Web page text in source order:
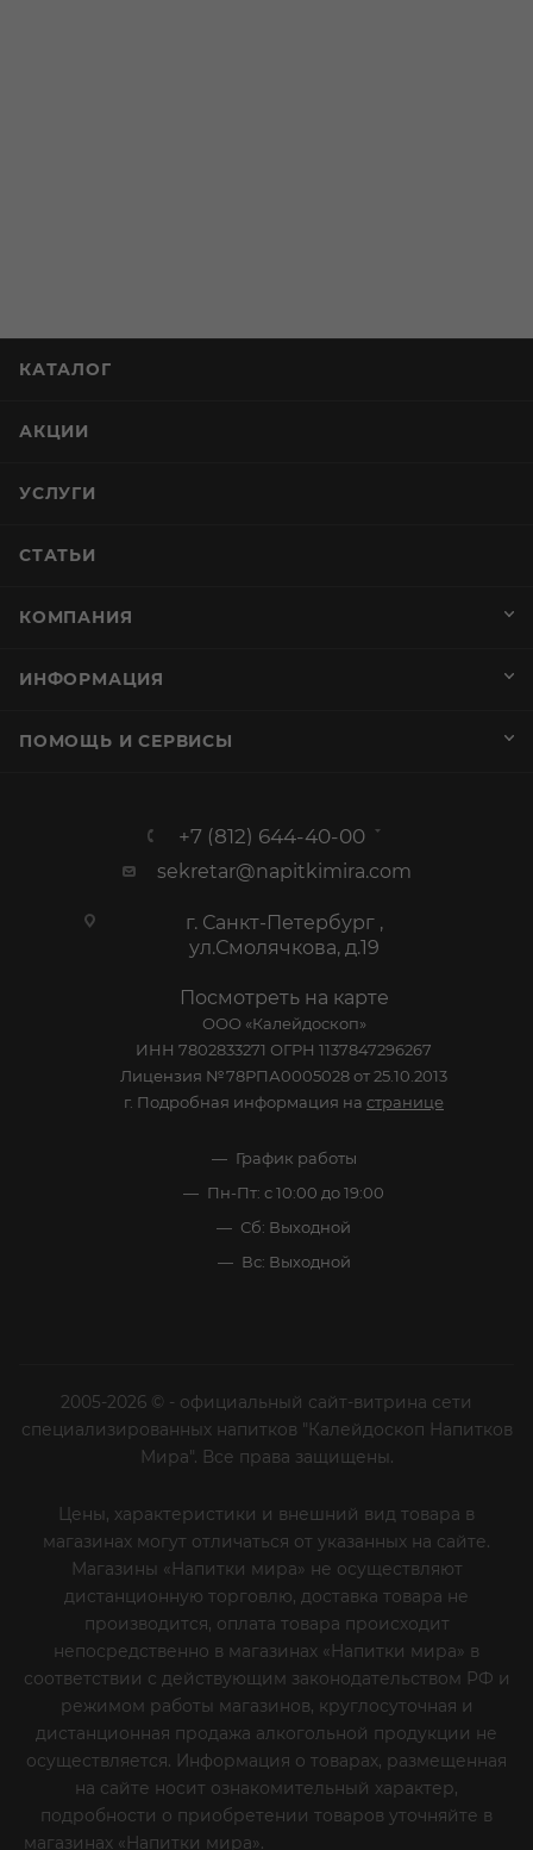
КАТАЛОГ
АКЦИИ
УСЛУГИ
СТАТЬИ
КОМПАНИЯ
ИНФОРМАЦИЯ
ПОМОЩЬ И СЕРВИСЫ
+7 (812) 644-40-00
sekretar@napitkimira.com
г. Санкт-Петербург ,
ул.Смолячкова, д.19
Посмотреть на карте
ООО «Калейдоскоп»
ИНН 7802833271 ОГРН 1137847296267
Лицензия №78РПА0005028 от 25.10.2013
г. Подробная информация на странице
График работы
Пн-Пт: с 10:00 до 19:00
Сб: Выходной
Вс: Выходной
2005-2026 © - официальный сайт-витрина сети
специализированных напитков "Калейдоскоп Напитков
Мира". Все права защищены.
Цены, характеристики и внешний вид товара в
магазинах могут отличаться от указанных на сайте.
Магазины «Напитки мира» не осуществляют
дистанционную торговлю, доставка товара не
производится, оплата товара происходит
непосредственно в магазинах «Напитки мира» в
соответствии с действующим законодательством РФ и
режимом работы магазинов, круглосуточная и
дистанционная продажа алкогольной продукции не
осуществляется. Информация о товарах, размещенная
на сайте носит ознакомительный характер,
подробности о приобретении товаров уточняйте в
магазинах «Напитки мира».